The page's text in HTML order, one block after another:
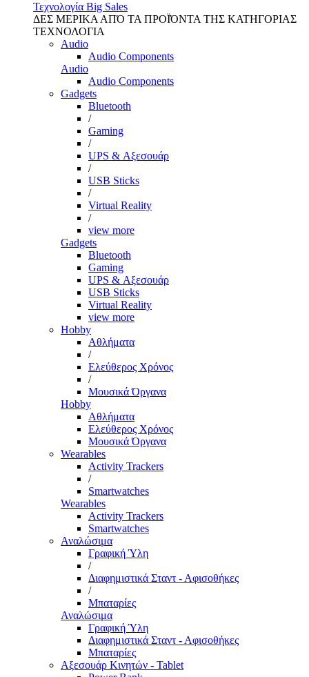
Τεχνολογία Big Sales
ΔΕΣ ΜΕΡΙΚΑ ΑΠΌ ΤΑ ΠΡΟΪΌΝΤΑ ΤΗΣ ΚΑΤΗΓΟΡΙΑΣ
ΤΕΧΝΟΛΟΓΙΑ
Audio
Audio Components
Audio
Audio Components
Gadgets
Bluetooth
/
Gaming
/
UPS & Αξεσουάρ
/
USB Sticks
/
Virtual Reality
/
view more
Gadgets
Bluetooth
Gaming
UPS & Αξεσουάρ
USB Sticks
Virtual Reality
view more
Hobby
Αθλήματα
/
Ελεύθερος Χρόνος
/
Μουσικά Όργανα
Hobby
Αθλήματα
Ελεύθερος Χρόνος
Μουσικά Όργανα
Wearables
Activity Trackers
/
Smartwatches
Wearables
Activity Trackers
Smartwatches
Αναλώσιμα
Γραφική Ύλη
/
Διαφημιστικά Σταντ - Αφισοθήκες
/
Μπαταρίες
Αναλώσιμα
Γραφική Ύλη
Διαφημιστικά Σταντ - Αφισοθήκες
Μπαταρίες
Αξεσουάρ Κινητών - Tablet